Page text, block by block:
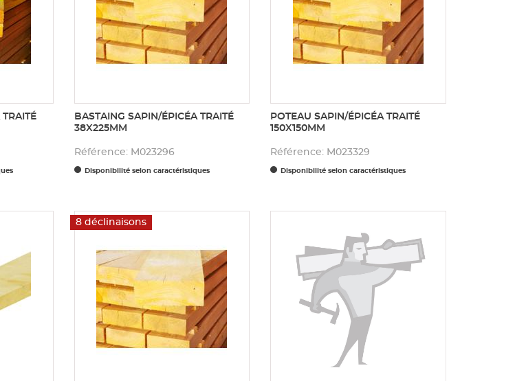
BASTAING SAPIN/ÉPICÉA TRAITÉ
38X225MM
Référence: M023296
Disponibilité selon caractéristiques
POTEAU SAPIN/ÉPICÉA TRAITÉ
150X150MM
Référence: M023329
Disponibilité selon caractéristiques
8 déclinaisons